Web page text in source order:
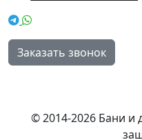
Заказать звонок
© 2014-2026 Бани и